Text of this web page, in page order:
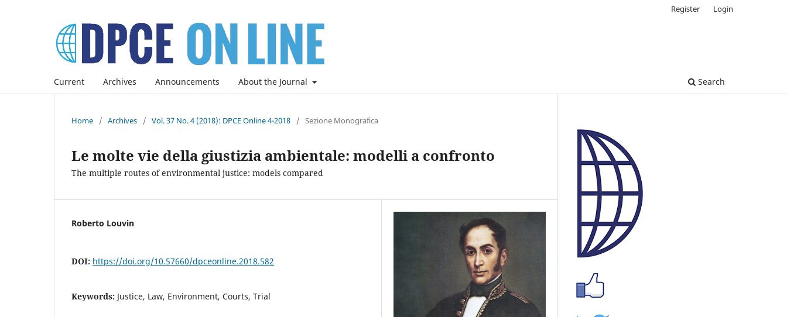
Current Archives Announcements About the Journal Search
Register Login
Home / Archives / Vol. 37 No. 4 (2018): DPCE Online 4-2018 / Sezione Monografica
Le molte vie della giustizia ambientale: modelli a confronto
The multiple routes of environmental justice: models compared
Roberto Louvin
DOI: https://doi.org/10.57660/dpceonline.2018.582
Keywords: Justice, Law, Environment, Courts, Trial